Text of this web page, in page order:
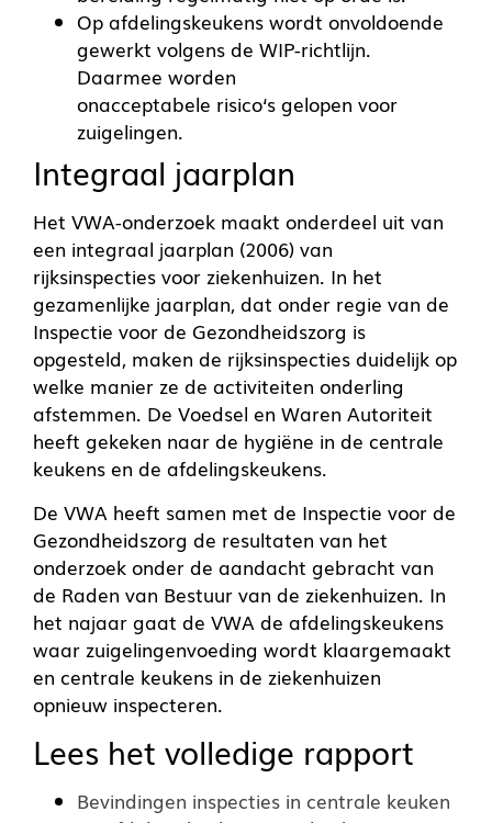
Op afdelingskeukens wordt onvoldoende
gewerkt volgens de WIP-richtlijn.
Daarmee worden
onacceptabele risico‘s gelopen voor
zuigelingen.
Integraal jaarplan
Het VWA-onderzoek maakt onderdeel uit van
een integraal jaarplan (2006) van
rijksinspecties voor ziekenhuizen. In het
gezamenlijke jaarplan, dat onder regie van de
Inspectie voor de Gezondheidszorg is
opgesteld, maken de rijksinspecties duidelijk op
welke manier ze de activiteiten onderling
afstemmen. De Voedsel en Waren Autoriteit
heeft gekeken naar de hygiëne in de centrale
keukens en de afdelingskeukens.
De VWA heeft samen met de Inspectie voor de
Gezondheidszorg de resultaten van het
onderzoek onder de aandacht gebracht van
de Raden van Bestuur van de ziekenhuizen. In
het najaar gaat de VWA de afdelingskeukens
waar zuigelingenvoeding wordt klaargemaakt
en centrale keukens in de ziekenhuizen
opnieuw inspecteren.
Lees het volledige rapport
Bevindingen inspecties in centrale keuken